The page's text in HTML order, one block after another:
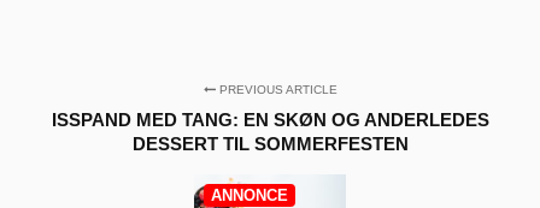
PREVIOUS ARTICLE
ISSPAND MED TANG: EN SKØN OG ANDERLEDES
DESSERT TIL SOMMERFESTEN
ANNONCE